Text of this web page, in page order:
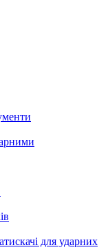
для ударних